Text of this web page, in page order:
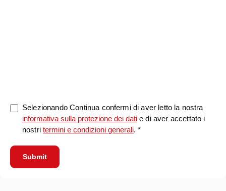
Selezionando Continua confermi di aver letto la nostra
informativa sulla protezione dei dati e di aver accettato i
nostritermini e condizioni generali. *
Submit